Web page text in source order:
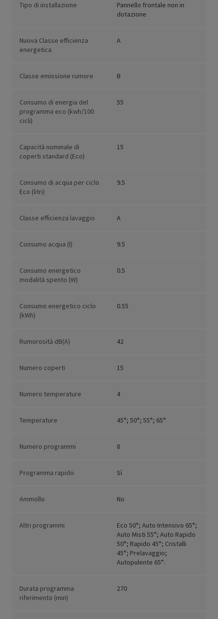
Tipo di installazione
Pannello frontale non in
dotazione
Nuova Classe efficienza
energetica
A
Classe emissione rumore B
Consumo di energia del
programma eco (kwh/100
cicli)
55
Capacità nominale di
coperti standard (Eco)
15
Consumo di acqua per ciclo
Eco (litri)
9.5
Classe efficienza lavaggio A
Consumo acqua (l) 9.5
Consumo energetico
modalità spento (W)
0.5
Consumo energetico ciclo
(kWh)
0.55
Rumorosità dB(A) 42
Numero coperti 15
Numero temperature 4
Temperature 45°; 50°; 55°; 65°
Numero programmi 8
Programma rapido Sì
Ammollo No
Altri programmi
Eco 50°; Auto Intensivo 65°;
Auto Misti 55°; Auto Rapido
50°; Rapido 45°; Cristalli
45°; Prelavaggio;
Autopulente 65°.
Durata programma
riferimento (min)
270